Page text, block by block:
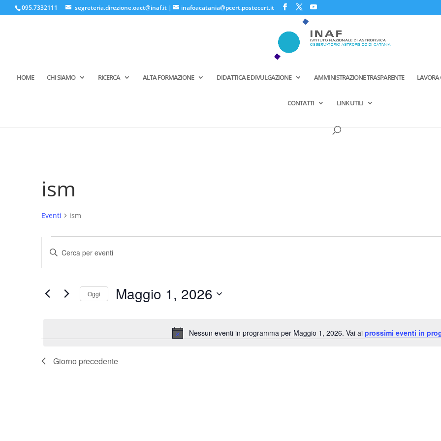
095.7332111 segreteria.direzione.oact@inaf.it | inafoacatania@pcert.postecert.it
HOME CHI SIAMO RICERCA ALTA FORMAZIONE DIDATTICA E DIVULGAZIONE AMMINISTRAZIONE TRASPARENTE LAVORA
CONTATTI LINK UTILI
ism
Eventi ism
Eventi
for
Maggio
2026
Notice
Nessun eventi in programma per Maggio 1, 2026. Vai ai prossimi eventi in
Eventi
Ricerca
e
Navigazione
Inserisci
Parola
Chiave.
Eventi
Oggi Maggio 1, 2026
Giorno precedente